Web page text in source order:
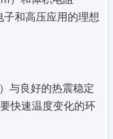
子和高压应用的理想
与良好的热震稳定
快速温度变化的环